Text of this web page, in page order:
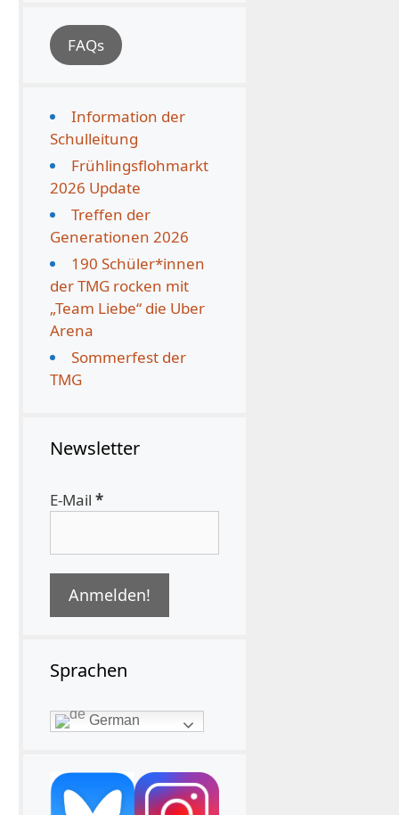
FAQs
Information der
Schulleitung
Frühlingsflohmarkt
2026 Update
Treffen der
Generationen 2026
190 Schüler*innen
der TMG rocken mit
„Team Liebe“ die Uber
Arena
Sommerfest der
TMG
Newsletter
E-Mail *
Sprachen
German